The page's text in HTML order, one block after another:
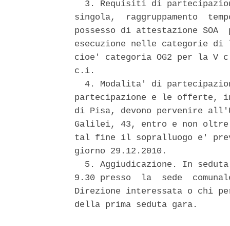
3. Requisiti di
singola,  raggruppamento
possesso di attestazione
esecuzione nelle categorie di
cioe' categoria OG2 per la
c.i.
4. Modalita' di
partecipazione e le offerte,
di Pisa, devono pervenire
Galilei, 43, entro e non oltre
tal fine il sopralluogo e'
giorno 29.12.2010.
5. Aggiudicazione. In
9.30 presso  la  sede
Direzione interessata o chi
della prima seduta gara.